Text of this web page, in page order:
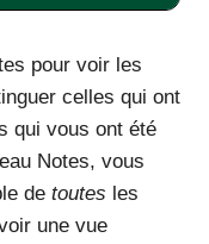
pour voir les
celles qui ont
qui vous ont été
Notes, vous
de toutes les
une vue